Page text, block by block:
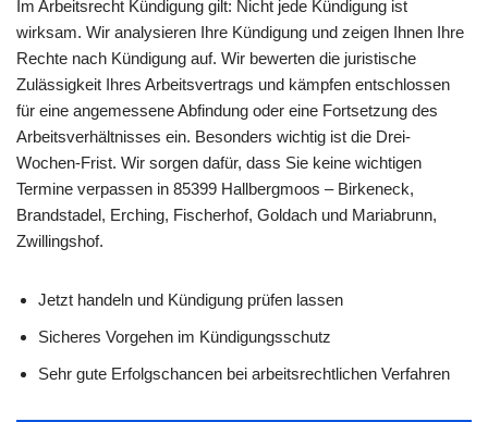
Im Arbeitsrecht Kündigung gilt: Nicht jede Kündigung ist
wirksam. Wir analysieren Ihre Kündigung und zeigen Ihnen Ihre
Rechte nach Kündigung auf. Wir bewerten die juristische
Zulässigkeit Ihres Arbeitsvertrags und kämpfen entschlossen
für eine angemessene Abfindung oder eine Fortsetzung des
Arbeitsverhältnisses ein. Besonders wichtig ist die Drei-
Wochen-Frist. Wir sorgen dafür, dass Sie keine wichtigen
Termine verpassen in 85399 Hallbergmoos – Birkeneck,
Brandstadel, Erching, Fischerhof, Goldach und Mariabrunn,
Zwillingshof.
Jetzt handeln und Kündigung prüfen lassen
Sicheres Vorgehen im Kündigungsschutz
Sehr gute Erfolgschancen bei arbeitsrechtlichen Verfahren